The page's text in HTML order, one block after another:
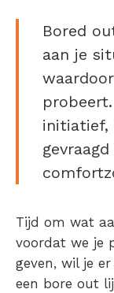
Bored
aan je
initiatief,
Tijd om wat
voordat we je
geven, wil je
een bore out